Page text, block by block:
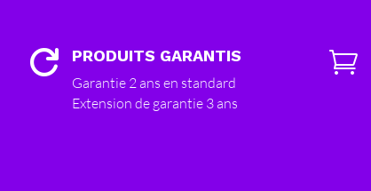
 PRODUITS GARANTIS
Garantie 2 ans en standard
Extension de garantie 3 ans
